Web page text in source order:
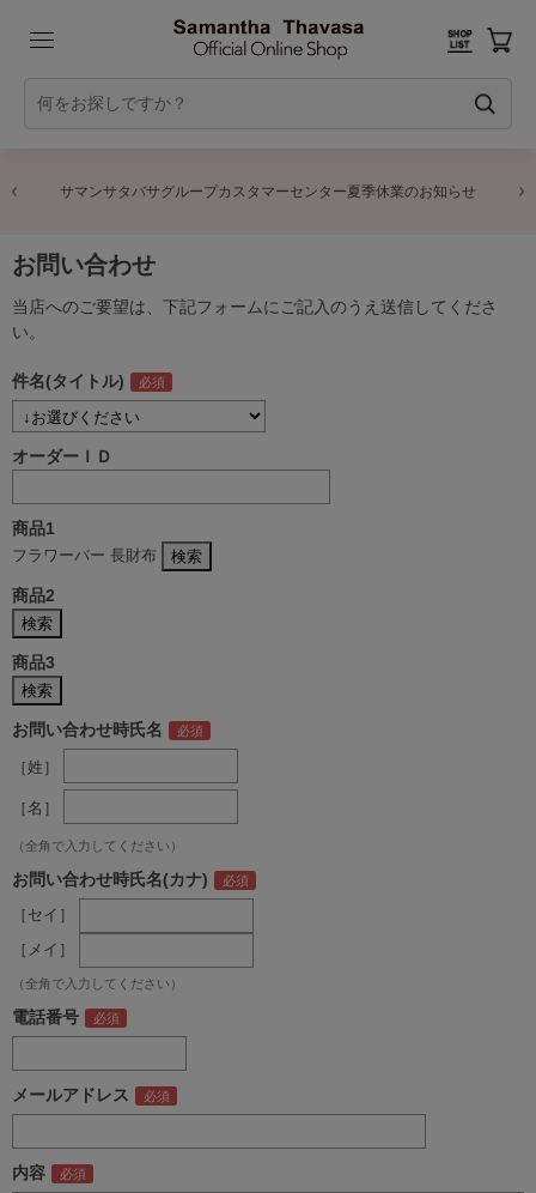
サマンサタバサグループカスタマーセンター夏季休業のお知らせ
お問い合わせ
当店へのご要望は、下記フォームにご記入のうえ送信してくださ
い。
件名(タイトル)
オーダーＩＤ
商品1
フラワーバー 長財布
商品2
商品3
お問い合わせ時氏名
［姓］
［名］
（全角で入力してください）
お問い合わせ時氏名(カナ)
［セイ］
［メイ］
（全角で入力してください）
電話番号
メールアドレス
内容